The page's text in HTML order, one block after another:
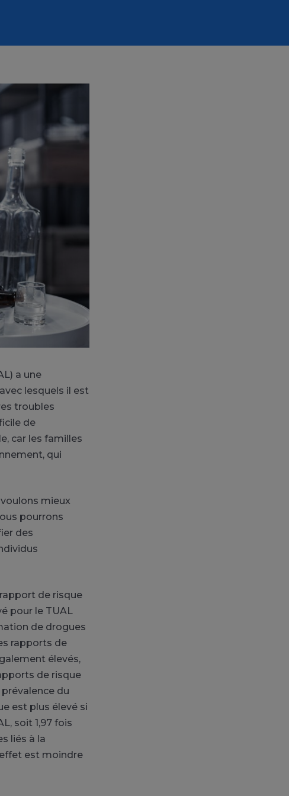
a une
lesquels il est
troubles
de
car les familles
qui
mieux
pourrons
des
de risque
pour le TUAL
de drogues
rapports de
élevés,
de risque
du
est plus élevé si
soit 1,97 fois
liés à la
est moindre